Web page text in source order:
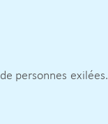
personnes